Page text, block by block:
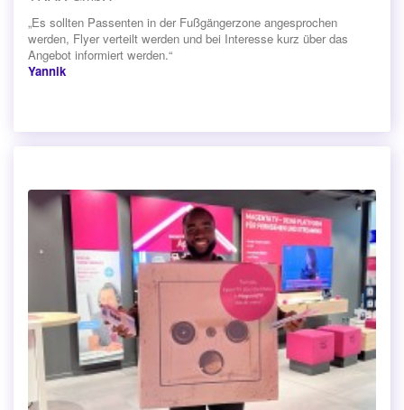
„Es sollten Passenten in der Fußgängerzone angesprochen
werden, Flyer verteilt werden und bei Interesse kurz über das
Angebot informiert werden.“
Yannik